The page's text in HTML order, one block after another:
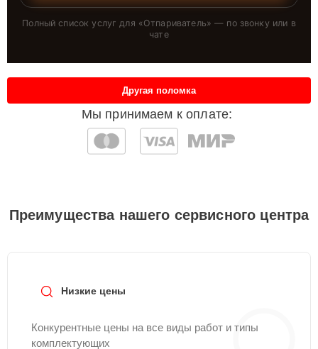
Полный список услуг для «Отпариватель» — по звонку или в
чате
Мы принимаем к оплате:
Другая поломка
Преимущества нашего сервисного центра
Низкие цены
Конкурентные цены на все виды работ и типы
комплектующих